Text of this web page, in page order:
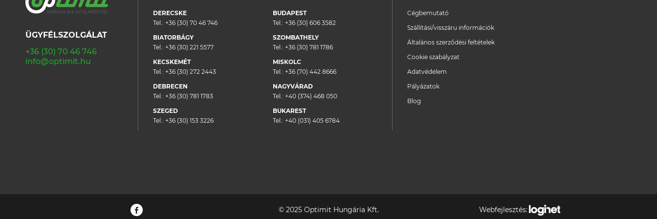
ÜGYFÉLSZOLGÁLAT
+36 (30) 70 46 746
info@optimit.hu
DERECSKE
Tel.: +36 (30) 70 46 746
BIATORBÁGY
Tel.: +36 (30) 221 5577
KECSKEMÉT
Tel.: +36 (30) 272 2443
DEBRECEN
Tel.: +36 (30) 781 1783
SZEGED
Tel.: +36 (30) 153 3226
BUDAPEST
Tel.: +36 (30) 606 3582
SZOMBATHELY
Tel.: +36 (30) 781 1786
MISKOLC
Tel.: +36 (70) 442 8666
NAGYVÁRAD
Tel.: +40 (374) 468 050
BUKAREST
Tel.: +40 (031) 405 6784
Cégbemutató
Szállítási/visszáru információk
Általános szerződési feltételek
Cookie szabályzat
Adatvédelem
Pályázatok
Blog
© 2025 Optimit Hungária Kft. Webfejlesztés: